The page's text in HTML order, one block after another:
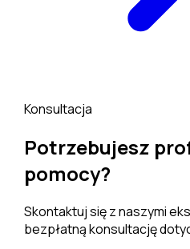
Konsultacja
Potrzebujesz
pomocy?
Skontaktuj się z naszymi
bezpłatną konsultację